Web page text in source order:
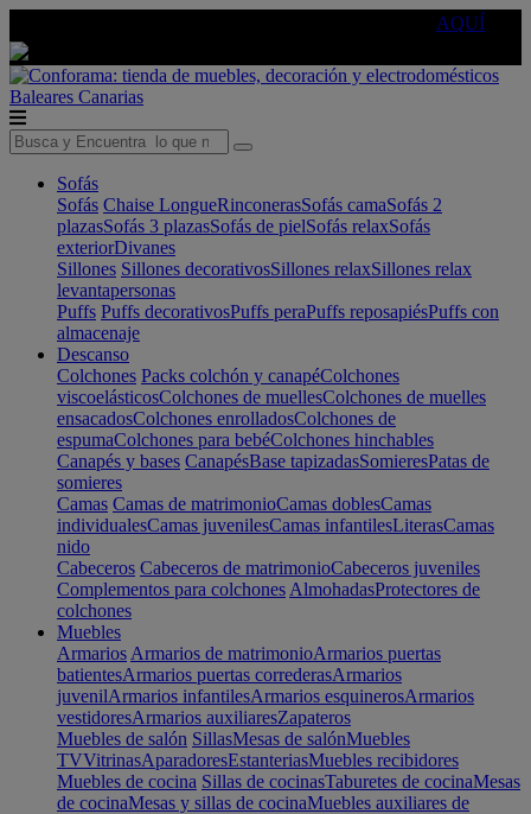
AQUÍ
Baleares Canarias
Sofás
Sofás Chaise LongueRinconerasSofás camaSofás 2
plazasSofás 3 plazasSofás de pielSofás relaxSofás
exteriorDivanes
Sillones Sillones decorativosSillones relaxSillones relax
levantapersonas
Puffs Puffs decorativosPuffs peraPuffs reposapiésPuffs con
almacenaje
Descanso
Colchones Packs colchón y canapéColchones
viscoelásticosColchones de muellesColchones de muelles
ensacadosColchones enrolladosColchones de
espumaColchones para bebéColchones hinchables
Canapés y bases CanapésBase tapizadasSomieresPatas de
somieres
Camas Camas de matrimonioCamas doblesCamas
individualesCamas juvenilesCamas infantilesLiterasCamas
nido
Cabeceros Cabeceros de matrimonioCabeceros juveniles
Complementos para colchones AlmohadasProtectores de
colchones
Muebles
Armarios Armarios de matrimonioArmarios puertas
batientesArmarios puertas correderasArmarios
juvenilArmarios infantilesArmarios esquinerosArmarios
vestidoresArmarios auxiliaresZapateros
Muebles de salón SillasMesas de salónMuebles
TVVitrinasAparadoresEstanteriasMuebles recibidores
Muebles de cocina Sillas de cocinasTaburetes de cocinaMesas
de cocinaMesas y sillas de cocinaMuebles auxiliares de